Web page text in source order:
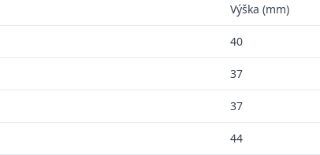
Výška (mm)
40
37
37
44